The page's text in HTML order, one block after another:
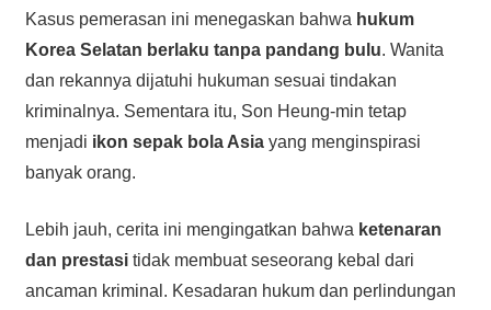
Kasus pemerasan ini menegaskan bahwa hukum
Korea Selatan berlaku tanpa pandang bulu. Wanita
dan rekannya dijatuhi hukuman sesuai tindakan
kriminalnya. Sementara itu, Son Heung-min tetap
menjadi ikon sepak bola Asiayang menginspirasi
banyak orang.
Lebih jauh, cerita ini mengingatkan bahwa ketenaran
dan prestasitidak membuat seseorang kebal dari
ancaman kriminal. Kesadaran hukum dan perlindungan